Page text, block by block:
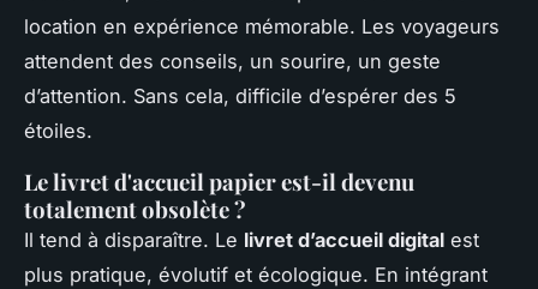
location en expérience mémorable. Les voyageurs
attendent des conseils, un sourire, un geste
d’attention. Sans cela, difficile d’espérer des 5
étoiles.
Le livret d'accueil papier est-il devenu
totalement obsolète ?
Il tend à disparaître. Le livret d’accueil digital est
plus pratique, évolutif et écologique. En intégrant